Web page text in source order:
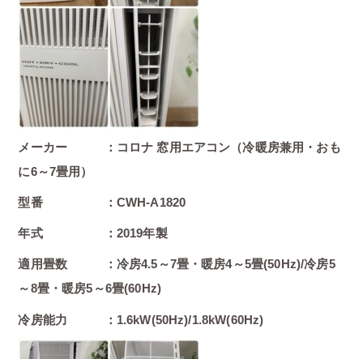
メーカー ：コロナ 窓用エアコン（冷暖房兼用・おも
に6～7畳用）
型番 ：CWH-A1820
年式 ：2019年製
適用畳数 ：冷房4.5～7畳・暖房4～5畳(50Hz)/冷房5
～8畳・暖房5～6畳(60Hz)
冷房能力 ：1.6kW(50Hz)/1.8kW(60Hz)